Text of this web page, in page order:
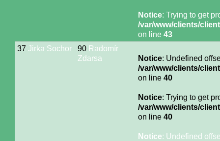
Notice: Trying to get
/var/www/clients/
on line 43
37 Jirka Sochor 90 Radomír
Zdarsa
Notice: Undefined
/var/www/clients/
on line 40
Notice: Trying to get
/var/www/clients/
on line 40
Notice: Undefined